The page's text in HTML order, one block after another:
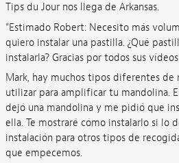
Tips du Jour nos llega de Arkansas.
"Estimado Robert: Necesito más
quiero instalar una pastilla. ¿Qué
instalarla? Gracias por todos sus
Mark, hay muchos tipos diferentes de
utilizar para amplificar tu mandolina.
dejó una mandolina y me pidió que
ella. Te mostraré cómo instalarlo si lo
instalación para otros tipos de
que empecemos.